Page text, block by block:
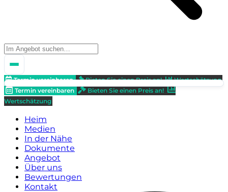
Termin vereinbaren Bieten Sie einen Preis an!
Wertschätzung
Termin vereinbaren
Bieten Sie einen Preis an!
Wertschätzung
Heim
Medien
In der Nähe
Dokumente
Angebot
Über uns
Bewertungen
Kontakt